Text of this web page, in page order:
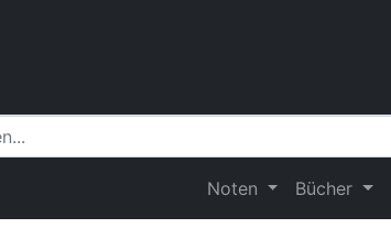
Noten Bücher